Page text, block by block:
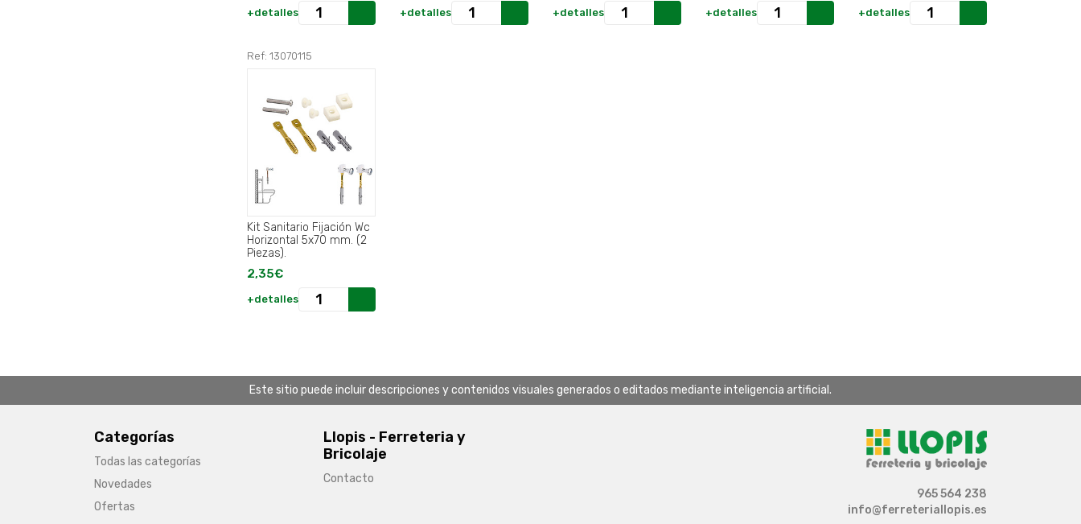
+detalles +detalles +detalles +detalles +detalles
Ref: 13070115
Kit Sanitario Fijación Wc
Horizontal 5x70 mm. (2
Piezas).
2,35€
+detalles
Este sitio puede incluir descripciones y contenidos visuales generados o editados mediante inteligencia artificial.
Categorías
Todas las categorías
Novedades
Ofertas
Llopis - Ferreteria y
Bricolaje
Contacto
965 564 238
info@ferreteriallopis.es